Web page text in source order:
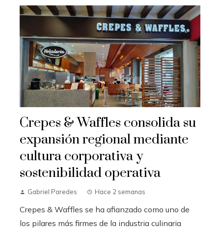
Crepes & Waffles consolida su
expansión regional mediante
cultura corporativa y
sostenibilidad operativa
Gabriel Paredes Hace 2 semanas
Crepes & Waffles se ha afianzado como uno de
los pilares más firmes de la industria culinaria